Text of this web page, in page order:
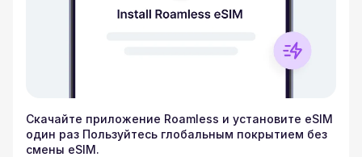
Скачайте приложение Roamless и установите eSIM
один раз Пользуйтесь глобальным покрытием без
смены eSIM.